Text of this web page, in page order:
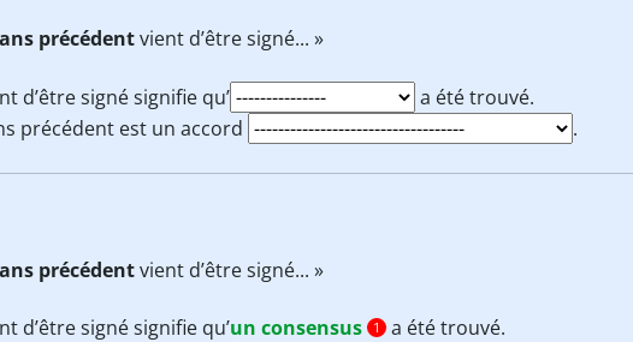
précédentvient d’être signé... »
d’être signé signifie qu’
a été trouvé.
précédent est un accord
.
précédentvient d’être signé... »
d’être signé signifie qu’un consensus 1
a été trouvé.